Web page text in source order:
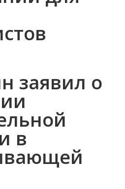
заявил о
в